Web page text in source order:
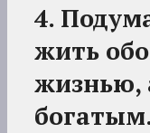
4.
жить
жизнью,
богатым.